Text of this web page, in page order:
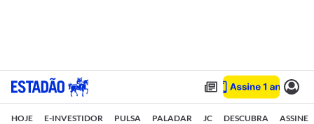
HOJE E-INVESTIDOR PULSA PALADAR JC DESCUBRA ASSINE